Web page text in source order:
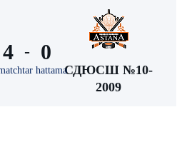
4 -
hattama
0
СДЮСШ №10-
2009